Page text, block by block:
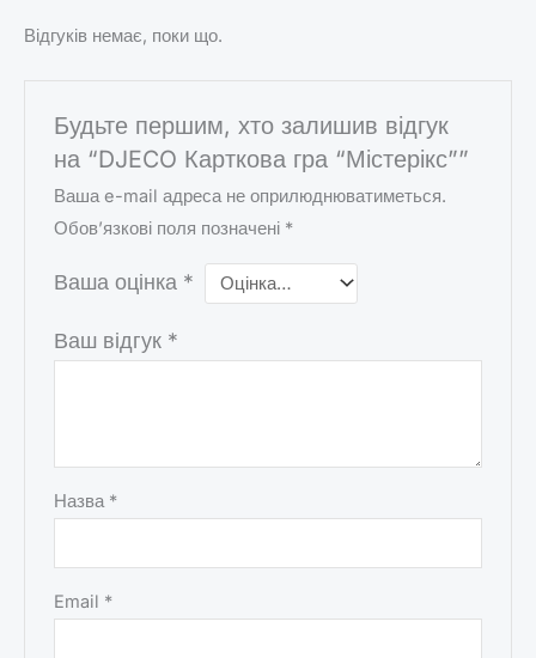
Відгуків немає, поки що.
Будьте першим, хто залишив відгук
на “DJECO Карткова гра “Містерікс””
Ваша e-mail адреса не оприлюднюватиметься.
Обов’язкові поля позначені *
Ваша оцінка *
Ваш відгук *
Назва *
Email *